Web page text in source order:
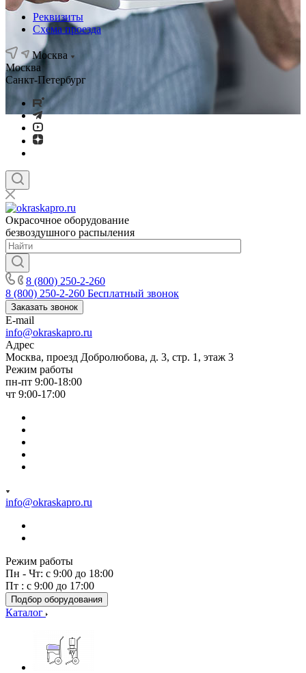
Реквизиты
Схема проезда
Москва
Москва
Санкт-Петербург
Окрасочное оборудование
безвоздушного распыления
8 (800) 250-2-260
8 (800) 250-2-260 Бесплатный звонок
Заказать звонок
E-mail
info@okraskapro.ru
Адрес
Москва, проезд Добролюбова, д. 3, стр. 1, этаж 3
Режим работы
пн-пт 9:00-18:00
чт 9:00-17:00
info@okraskapro.ru
Режим работы
Пн - Чт: с 9:00 до 18:00
Пт : с 9:00 до 17:00
Подбор оборудования
Каталог